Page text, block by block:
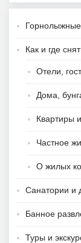
Как и где
Отели,
Дома,
Квартиры
Частное
О жилых
Санатории и
Банное
Туры и